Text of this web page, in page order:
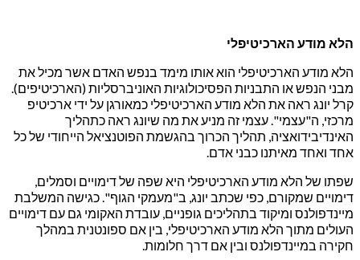
הלא מודע הארכיטיפלי
הלא מודע הארכיטיפלי הוא אותו מימד בנפש האדם אשר מכיל את
מבני הנפש או התבניות הפסיכולוגיות האוניברסליות (הארכיטיפים).
קרל יונג ראה את הלא מודע הארכיטיפלי כמאורגן על ידי ארכיטיפ
מרכזי, ה"עצמי". עצמי זה מניע את מה שיונג ראה כתהליך
האינדיבידואציה, תהליך הכרוך בהגשמת הפוטנציאל הייחודי של כל
אחד ואחד מאיתנו כבני אדם.
שפתו של הלא מודע הארכיטיפלי היא שפה של דימויים וסמלים,
דימויים שמקורם, כפי שכתב יונג, ב"מעמקי הגוף". כגישה המשלבת
מיינדפולנס ומיקוד בתהליכים גופניים, עובדת האקומי גם עם דימויים
העולים מתוך הלא מודע הארכיטיפלי, בין אם ספונטנית במהלך
חקירה במיינדפולנס ובין אם דרך חלומות.